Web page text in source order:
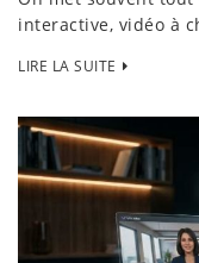
interactive, vidéo à
LIRE LA SUITE